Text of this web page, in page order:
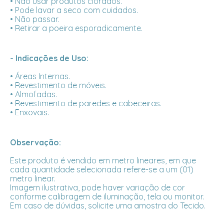
• Pode lavar a seco com cuidados.
• Não passar.
• Retirar a poeira esporadicamente.
- Indicações de Uso:
• Áreas Internas.
• Revestimento de móveis.
• Almofadas.
• Revestimento de paredes e cabeceiras.
• Enxovais.
Observação:
Este produto é vendido em metro lineares, em que
cada quantidade selecionada refere-se a um (01)
metro linear.
Imagem ilustrativa, pode haver variação de cor
conforme calibragem de iluminação, tela ou monitor.
Em caso de dúvidas, solicite uma amostra do Tecido.